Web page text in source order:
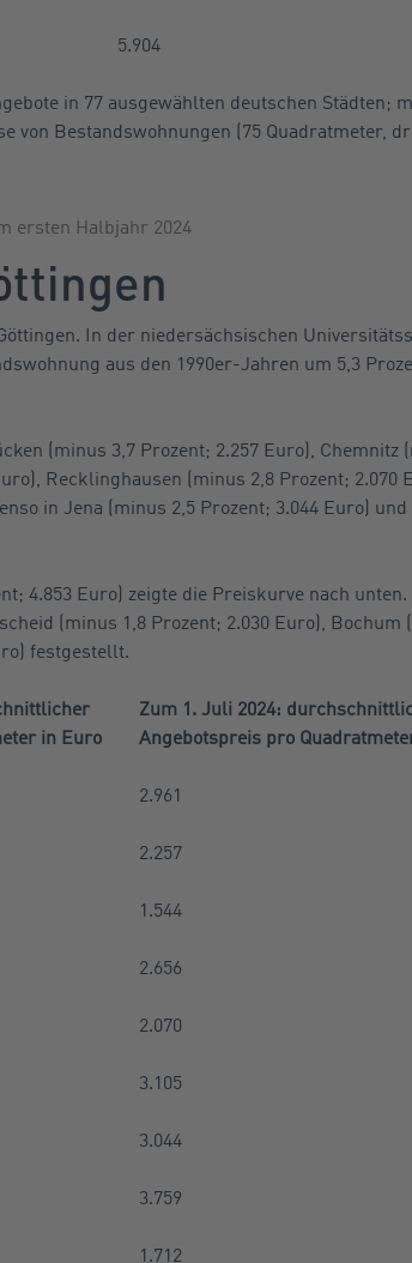
ersten Halbjahr 2024
in 77 ausgewählten deutschen Städten;
von Bestandswohnungen (75 Quadratmeter,
5.904
In der niedersächsischen
aus den 1990er-Jahren um 5,3
(minus 3,7 Prozent; 2.257 Euro), Chemnitz
Recklinghausen (minus 2,8 Prozent; 2.070
in Jena (minus 2,5 Prozent; 3.044 Euro)
4.853 Euro) zeigte die Preiskurve nach
(minus 1,8 Prozent; 2.030 Euro), Bochum
festgestellt.
in Euro
Zum 1. Juli 2024:
Angebotspreis pro
2.961
2.257
1.544
2.656
2.070
3.105
3.044
3.759
1.712